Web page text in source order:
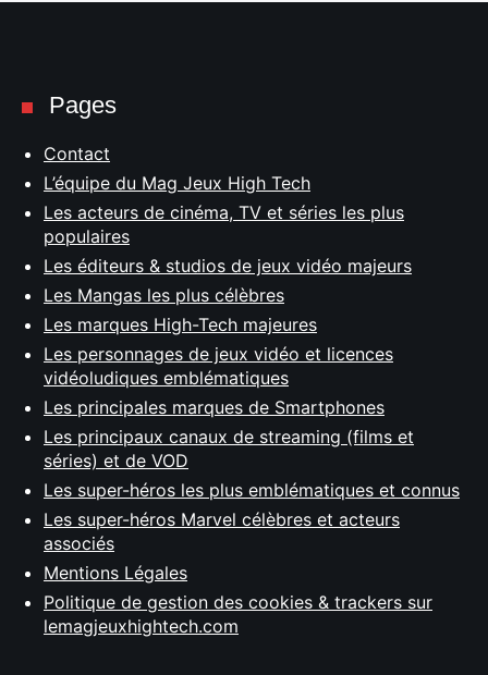
Pages
Contact
L’équipe du Mag Jeux High Tech
Les acteurs de cinéma, TV et séries les plus
populaires
Les éditeurs & studios de jeux vidéo majeurs
Les Mangas les plus célèbres
Les marques High-Tech majeures
Les personnages de jeux vidéo et licences
vidéoludiques emblématiques
Les principales marques de Smartphones
Les principaux canaux de streaming (films et
séries) et de VOD
Les super-héros les plus emblématiques et connus
Les super-héros Marvel célèbres et acteurs
associés
Mentions Légales
Politique de gestion des cookies & trackers sur
lemagjeuxhightech.com